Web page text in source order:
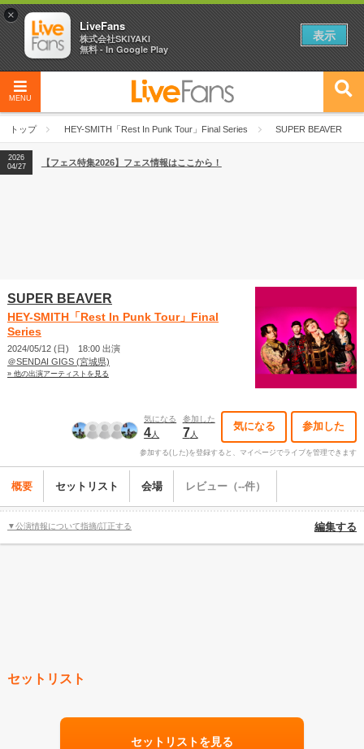
MENU
トップ HEY-SMITH「Rest In Punk Tour」Final Series SUPER BEAVER
2026
04/27
2026
【ライブ動員ランキング】2026年上半期編発表！
2026
04/27
【フェス特集2026】フェス情報はここから！
SUPER BEAVER
HEY-SMITH「Rest In Punk Tour」Final
Series
2024/05/12 (日) 18:00 出演
＠SENDAI GIGS (宮城県)
» 他の出演アーティストを見る
気になる
4人
参加した
7 人
気になる 参加した
参加する(した)を登録すると、マイページでライブを管理できます
概要 セットリスト 会場 レビュー（--件）
▼公演情報について指摘/訂正する 編集する
セットリスト
セットリストを見る
×
LiveFans
株式会社SKIYAKI
無料 - In Google Play
表示